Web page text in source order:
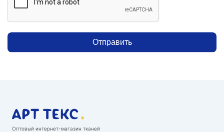
Отправить
Оптовый интернет-магазин тканей